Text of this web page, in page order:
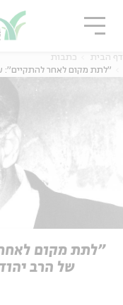
דף הבית
כתבות
"לתת מקום לאחר להתקיים":
"לתת מקום
של הרב
סגור